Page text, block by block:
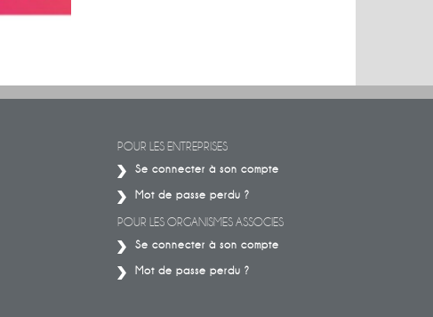
Conférence sur les énergies
Découvrez
POUR LES ENTREPRISES
Se connecter à son compte
Mot de passe perdu ?
POUR LES ORGANISMES ASSOCIES
Se connecter à son compte
Mot de passe perdu ?